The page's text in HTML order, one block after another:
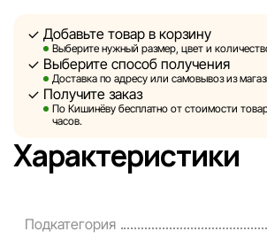
Sportlandia оставляет за собой право
без предварительного уведомления
характеристики и потребительские
Изображения, представленные на
Общая информация о товарах
целях.
Цены на товары, а также условия
Добавьте товар в корзину
Выберите нужный размер, цвет и
Выберите способ получения
Доставка по адресу или самовывоз из
Получите заказ
По Кишинёву бесплатно от стоимости
часов.
Характеристики
Подкатегория